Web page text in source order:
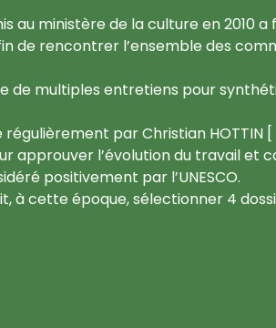
au ministère de la culture en 2010 a
de rencontrer l’ensemble des
de multiples entretiens pour
régulièrement par Christian HOTTIN [
approuver l’évolution du travail et
positivement par l’UNESCO.
à cette époque, sélectionner 4